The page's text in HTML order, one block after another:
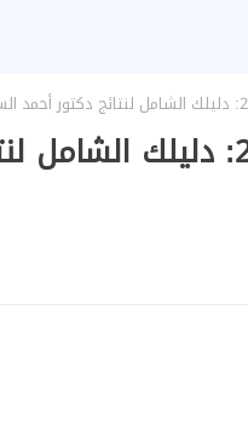
افضل دكتور شد بطن في مصر 2026: